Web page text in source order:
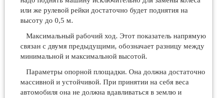
или же рулевой рейки достаточно будет поднятия на
высоту до 0,5 м.
Максимальный рабочий ход. Этот показатель напрямую
связан с двумя предыдущими, обозначает разницу между
минимальной и максимальной высотой.
Параметры опорной площадки. Она должна достаточно
массивной и устойчивой. При принятии на себя веса
автомобиля она не должна вдавливаться в землю и